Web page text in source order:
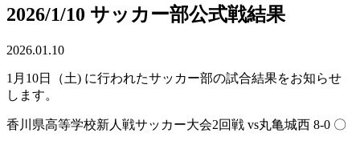
2026/1/10 サッカー部公式戦結果
2026.01.10
1月10日（土) に行われたサッカー部の試合結果をお知らせ
します。
香川県高等学校新人戦サッカー大会2回戦 vs丸亀城西 8-0 〇